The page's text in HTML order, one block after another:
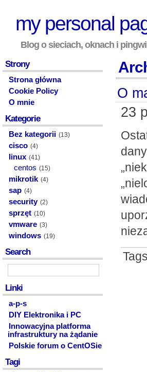
my personal
Blog o sieciach, oknach i
O
23
Strony
Strona główna
Cookie Policy
O mnie
Kategorie
Bez kategorii (13)
cisco (4)
linux (41)
centos (15)
mikrotik (4)
sap (4)
security (2)
sprzęt (10)
vmware (3)
windows (19)
Search
Linki
a-p-s
DIY Elektronika i PC
Innowacyjna platforma
infrastruktury na żądanie
Polskie forum o CentOSie
Tagi